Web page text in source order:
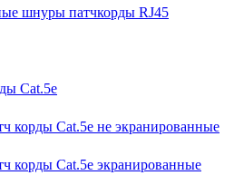
шнуры патчкорды RJ45
Cat.5e
корды Cat.5e не экранированные
корды Cat.5e экранированные